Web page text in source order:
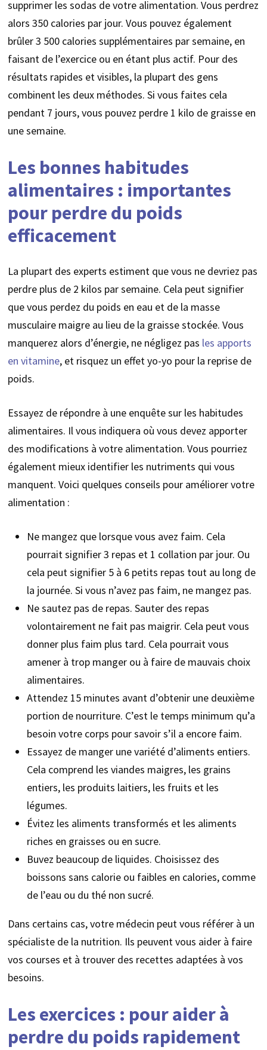
supprimer les sodas de votre alimentation. Vous perdrez
alors 350 calories par jour. Vous pouvez également
brûler 3 500 calories supplémentaires par semaine, en
faisant de l’exercice ou en étant plus actif. Pour des
résultats rapides et visibles, la plupart des gens
combinent les deux méthodes. Si vous faites cela
pendant 7 jours, vous pouvez perdre 1 kilo de graisse en
une semaine.
Les bonnes habitudes
alimentaires : importantes
pour perdre du poids
efficacement
La plupart des experts estiment que vous ne devriez pas
perdre plus de 2 kilos par semaine. Cela peut signifier
que vous perdez du poids en eau et de la masse
musculaire maigre au lieu de la graisse stockée. Vous
manquerez alors d’énergie, ne négligez pas les apports
en vitamine, et risquez un effet yo-yo pour la reprise de
poids.
Essayez de répondre à une enquête sur les habitudes
alimentaires. Il vous indiquera où vous devez apporter
des modifications à votre alimentation. Vous pourriez
également mieux identifier les nutriments qui vous
manquent. Voici quelques conseils pour améliorer votre
alimentation :
Ne mangez que lorsque vous avez faim. Cela
pourrait signifier 3 repas et 1 collation par jour. Ou
cela peut signifier 5 à 6 petits repas tout au long de
la journée. Si vous n’avez pas faim, ne mangez pas.
Ne sautez pas de repas. Sauter des repas
volontairement ne fait pas maigrir. Cela peut vous
donner plus faim plus tard. Cela pourrait vous
amener à trop manger ou à faire de mauvais choix
alimentaires.
Attendez 15 minutes avant d’obtenir une deuxième
portion de nourriture. C’est le temps minimum qu’a
besoin votre corps pour savoir s’il a encore faim.
Essayez de manger une variété d’aliments entiers.
Cela comprend les viandes maigres, les grains
entiers, les produits laitiers, les fruits et les
légumes.
Évitez les aliments transformés et les aliments
riches en graisses ou en sucre.
Buvez beaucoup de liquides. Choisissez des
boissons sans calorie ou faibles en calories, comme
de l’eau ou du thé non sucré.
Dans certains cas, votre médecin peut vous référer à un
spécialiste de la nutrition. Ils peuvent vous aider à faire
vos courses et à trouver des recettes adaptées à vos
besoins.
Les exercices : pour aider à
perdre du poids rapidement